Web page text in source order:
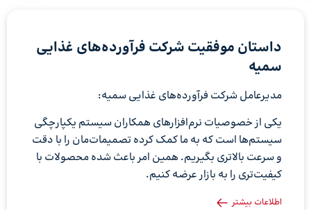
داستان موفقیت شرکت فرآورده‌های غذایی
سمیه
مدیرعامل شرکت فرآورده‌های غذایی سمیه:
یکی از خصوصیات نرم‌افزارهای همکاران سیستم یکپارچگی
سیستم‌ها است که به ما کمک کرده تصمیمات‌مان را با دقت
و سرعت بالاتری بگیریم. همین امر باعث شده محصولات با
کیفیت‌تری را به بازار عرضه کنیم.
اطلاعات بیشتر